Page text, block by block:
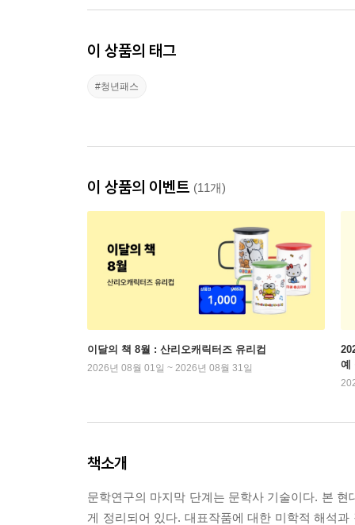
이 상품의 태그
#청년패스
이 상품의 이벤트 (11개)
이달의 책 8월 : 산리오캐릭터즈 유리컵
2026년 08월 01일 ~ 2026년 08월 31일
예
책소개
문학연구의 마지막 단계는 문학사 기술이다. 본
게 정리되어 있다. 대표작품에 대한 미학적 해석